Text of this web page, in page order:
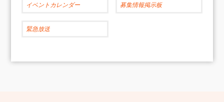
イベントカレンダー 募集情報掲示板
緊急放送